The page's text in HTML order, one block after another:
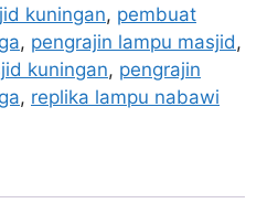
kuningan, pembuat
, pengrajin lampu masjid,
kuningan, pengrajin
, replika lampu nabawi